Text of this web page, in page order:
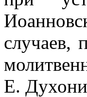
случаев,
Е.